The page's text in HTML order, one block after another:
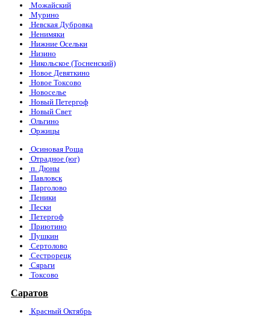
Можайский
Мурино
Невская Дубровка
Ненимяки
Нижние Осельки
Низино
Никольское (Тосненский)
Новое Девяткино
Новое Токсово
Новоселье
Новый Петергоф
Новый Свет
Ольгино
Оржицы
Осиновая Роща
Отрадное (юг)
п. Дюны
Павловск
Парголово
Пеники
Пески
Петергоф
Приютино
Пушкин
Сертолово
Сестрорецк
Сярьги
Токсово
Саратов
Красный Октябрь